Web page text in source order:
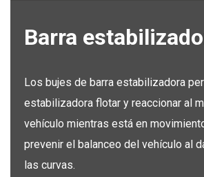
Barra
Los bujes de barra estabilizadora
estabilizadora flotar y reaccionar al
vehículo mientras está en
prevenir el balanceo del vehículo al
las curvas.